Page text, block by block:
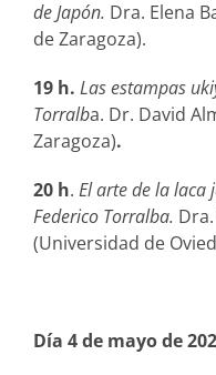
de Japón. Dra. Elena
de Zaragoza).
19 h. Las estampas
Torralba. Dr. David
Zaragoza).
20 h. El arte de la laca
Federico Torralba.
(Universidad de
Día 4 de mayo de